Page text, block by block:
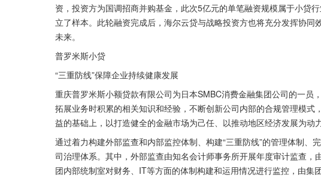
资，投资方为国调招商并购基金，此次5亿元的单笔融资规模属于小贷
立了样本。此轮融资完成后，海尔云贷与战略投资方也将充分发挥协
未来。
普罗米斯小贷
“三重防线”保障企业持续健康发展
重庆普罗米斯小额贷款有限公司为日本SMBC消费金融集团公司的一员
拓展业务时积累的相关知识和经验，不断创新公司内部的合规管理模
益的基础上，以打造健全的金融市场为己任、以推动地区经济发展为动
通过着力构建外部监查和内部监控体制、构建“三重防线”的管理体制、
司治理体系。其中，外部监查由知名会计师事务所开展年度审计监查
团内部统制室对财务、IT等方面的体制构建和运用情况进行监控，由